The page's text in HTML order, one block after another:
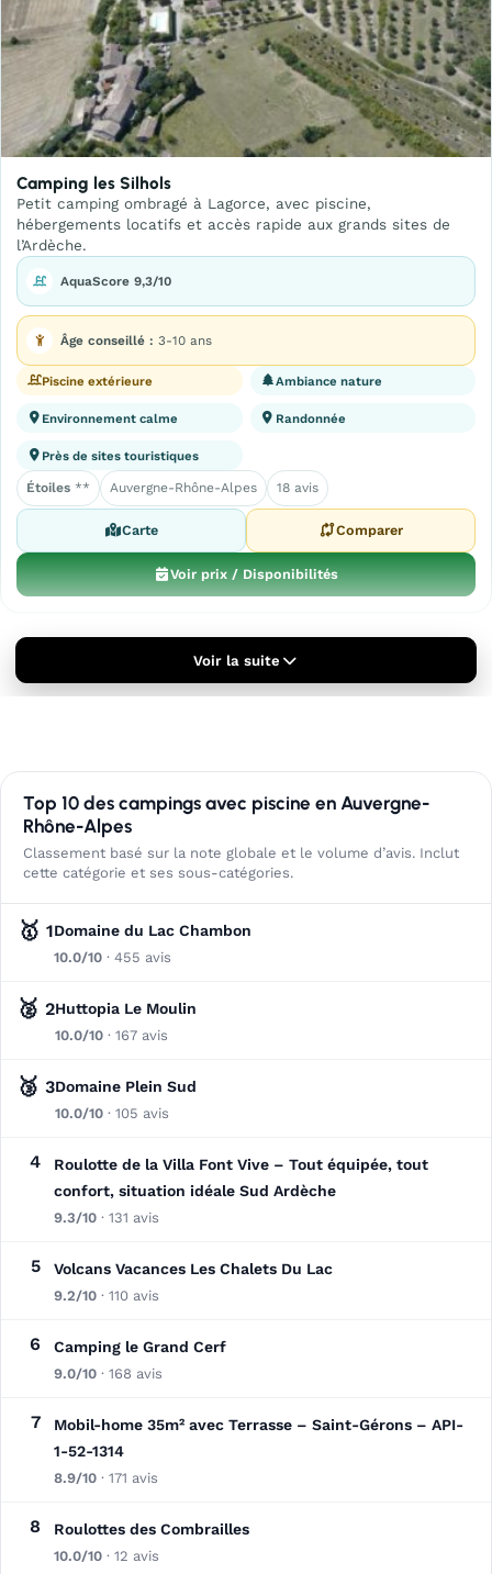
Camping les Silhols
Petit camping ombragé à Lagorce, avec piscine,
hébergements locatifs et accès rapide aux grands sites de
l’Ardèche.
AquaScore 9,3/10
Âge conseillé : 3-10 ans
Piscine extérieure Ambiance nature
Environnement calme Randonnée
Près de sites touristiques
Étoiles ** Auvergne-Rhône-Alpes 18 avis
Carte Comparer
Voir prix / Disponibilités
Voir la suite
Top 10 des campings avec piscine en Auvergne-
Rhône-Alpes
Classement basé sur la note globale et le volume d’avis. Inclut
cette catégorie et ses sous-catégories.
🥇 1Domaine du Lac Chambon
10.0/10 · 455 avis
🥈 2Huttopia Le Moulin
10.0/10 · 167 avis
🥉 3Domaine Plein Sud
10.0/10 · 105 avis
4
Roulotte de la Villa Font Vive – Tout équipée, tout
confort, situation idéale Sud Ardèche
9.3/10 · 131 avis
5 Volcans Vacances Les Chalets Du Lac
9.2/10 · 110 avis
6 Camping le Grand Cerf
9.0/10 · 168 avis
7
Mobil-home 35m² avec Terrasse – Saint-Gérons – API-
1-52-1314
8.9/10 · 171 avis
8 Roulottes des Combrailles
10.0/10 · 12 avis